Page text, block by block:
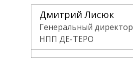
Дмитрий Лисюк
Генеральный директор
НПП ДЕ-ТЕРО